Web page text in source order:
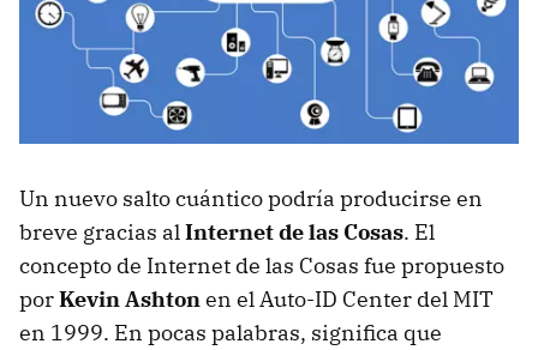
Un nuevo salto cuántico podría producirse en
breve gracias al Internet de las Cosas. El
concepto de Internet de las Cosas fue propuesto
porKevin Ashton en el Auto-ID Center del MIT
en 1999. En pocas palabras, significa que